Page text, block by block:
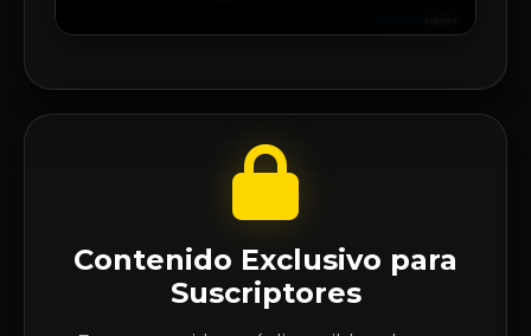
Contenido Exclusivo para
Suscriptores